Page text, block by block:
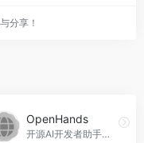
分享！
OpenHands
开源AI开发者助手，提升开发效率。